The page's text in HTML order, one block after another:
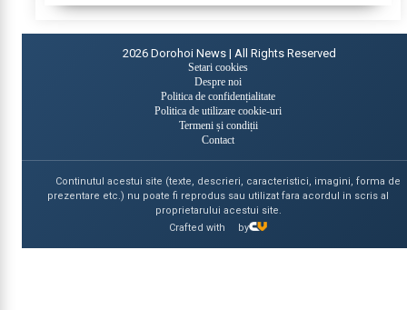
2026 Dorohoi News | All Rights Reserved
Setari cookies
Despre noi
Politica de confidențialitate
Politica de utilizare cookie-uri
Termeni și condiții
Contact
Continutul acestui site (texte, descrieri, caracteristici, imagini, forma de
prezentare etc.) nu poate fi reprodus sau utilizat fara acordul in scris al
proprietarului acestui site.
Crafted with
by